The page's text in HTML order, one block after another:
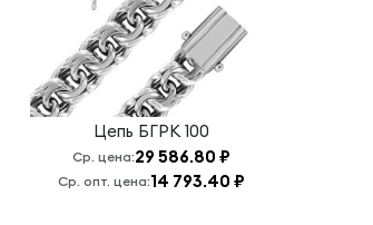
Цепь БГРК 100
Ср. цена:29 586.80 ₽
Ср. опт. цена:14 793.40 ₽